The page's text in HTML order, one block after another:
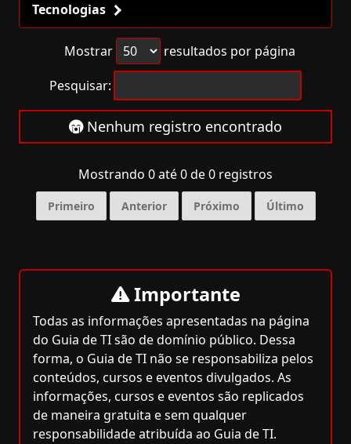
Tecnologias
Mostrar
resultados por página
Pesquisar:
Nenhum registro encontrado
Mostrando 0 até 0 de 0 registros
Primeiro Anterior Próximo Último
Importante
Todas as informações apresentadas na página
do Guia de TI são de domínio público. Dessa
forma, o Guia de TI não se responsabiliza pelos
conteúdos, cursos e eventos divulgados. As
informações, cursos e eventos são replicados
de maneira gratuita e sem qualquer
responsabilidade atribuída ao Guia de TI.